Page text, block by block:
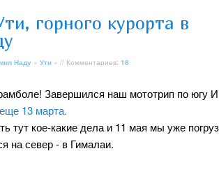
горного курорта в
Наду » Ути » // Комментариев: 18
Завершился наш мототрип по югу
13 марта.
тут кое-какие дела и 11 мая мы уже
на север - в Гималаи.